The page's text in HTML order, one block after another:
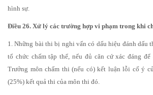
hình sự.
Điều 26. Xử lý các trường hợp vi phạm trong khi
1. Những bài thi bị nghi vấn có dấu hiệu đánh dấu
tổ chức chấm tập thể, nếu đủ căn cứ xác đáng
Trưởng môn chấm thi (nếu có) kết luận lỗi cố ý
(25%) kết quả thi của môn thi đó.